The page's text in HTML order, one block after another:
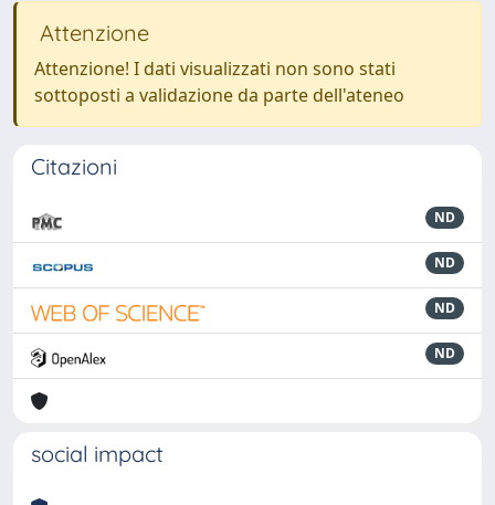
Attenzione
Attenzione! I dati visualizzati non sono stati
sottoposti a validazione da parte dell'ateneo
Citazioni
ND
ND
ND
ND
social impact